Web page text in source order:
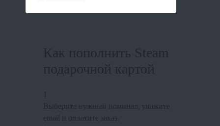
Как пополнить Steam
подарочной картой
Выберите нужный номинал, укажите